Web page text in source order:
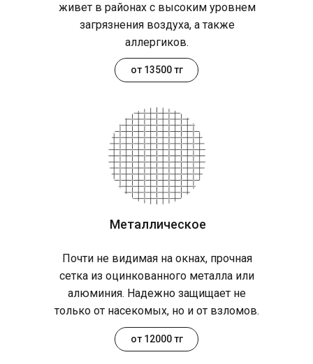
живет в районах с высоким уровнем
загрязнения воздуха, а также
аллергиков.
Металлическое
Почти не видимая на окнах, прочная
сетка из оцинкованного металла или
алюминия. Надежно защищает не
только от насекомых, но и от взломов.
от 13500 тг
от 12000 тг